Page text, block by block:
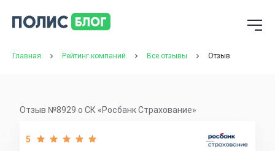
Главная Рейтинг компаний Все отзывы Отзыв
Отзыв №8929 о СК «Росбанк Страхование»
5